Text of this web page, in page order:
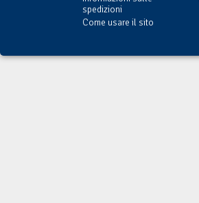
spedizioni
Come usare il sito